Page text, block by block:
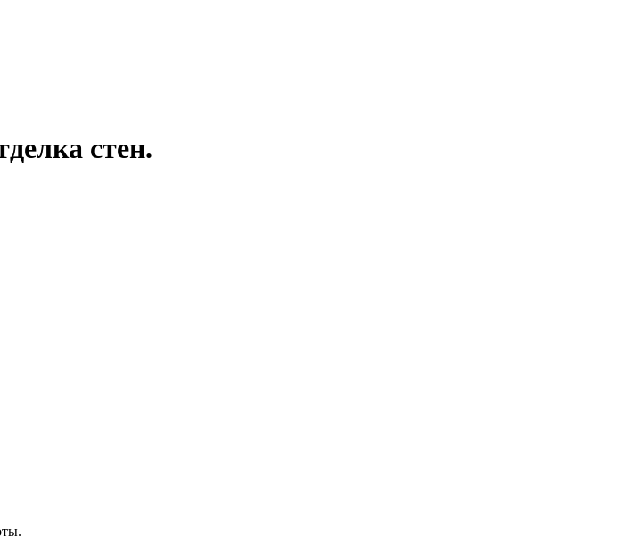
стен.